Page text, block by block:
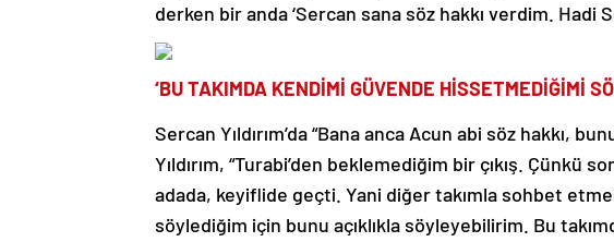
derken bir anda ‘Sercan sana söz hakkı verdim. Hadi
‘BU TAKIMDA KENDİMİ GÜVENDE HİSSETMEDİĞİMİ
Sercan Yıldırım’da “Bana anca Acun abi söz hakkı,
Yıldırım, “Turabi’den beklemediğim bir çıkış. Çünkü
adada, keyiflide geçti. Yani diğer takımla sohbet
söylediğim için bunu açıklıkla söyleyebilirim. Bu